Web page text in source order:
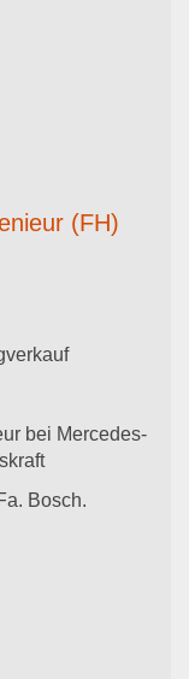
(FH)
bei Mercedes-
Bosch.